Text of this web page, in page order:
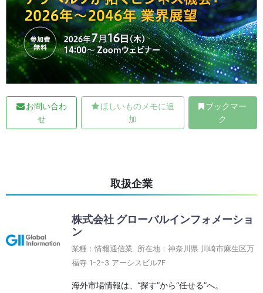
お問い合わ
せ
ほしいものメモに追
加
ブックマー
ク
取扱企業
株式会社 グローバルインフォメーショ
ン
業種：情報通信業 所在地：神奈川県 川崎市麻生区万
福寺 1-2-3 アーシスビル7F
海外市場情報は、“探す”から“任せる”へ。